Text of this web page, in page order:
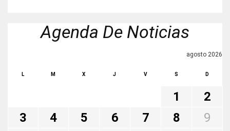
Agenda De Noticias
agosto 2026
L M X J V S D
1
2
3
4 5 6 7 8
9